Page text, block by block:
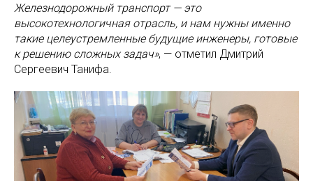
Железнодорожный транспорт — это
высокотехнологичная отрасль, и нам нужны именно
такие целеустремленные будущие инженеры, готовые
к решению сложных задач», — отметил Дмитрий
Сергеевич Танифа.